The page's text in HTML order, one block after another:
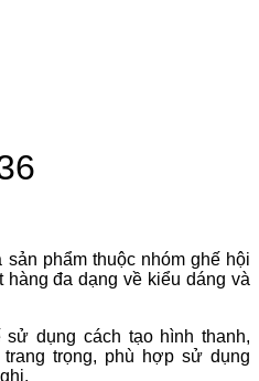
phẩm thuộc nhóm ghế hội
đa dạng về kiểu dáng và
dụng cách tạo hình thanh,
trọng, phù hợp sử dụng